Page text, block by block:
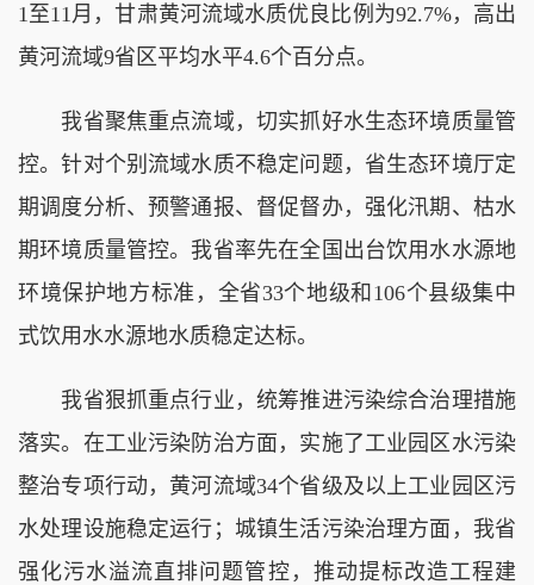
1至11月，甘肃黄河流域水质优良比例为92.7%，高出
黄河流域9省区平均水平4.6个百分点。
我省聚焦重点流域，切实抓好水生态环境质量管
控。针对个别流域水质不稳定问题，省生态环境厅定
期调度分析、预警通报、督促督办，强化汛期、枯水
期环境质量管控。我省率先在全国出台饮用水水源地
环境保护地方标准，全省33个地级和106个县级集中
式饮用水水源地水质稳定达标。
我省狠抓重点行业，统筹推进污染综合治理措施
落实。在工业污染防治方面，实施了工业园区水污染
整治专项行动，黄河流域34个省级及以上工业园区污
水处理设施稳定运行；城镇生活污染治理方面，我省
强化污水溢流直排问题管控，推动提标改造工程建